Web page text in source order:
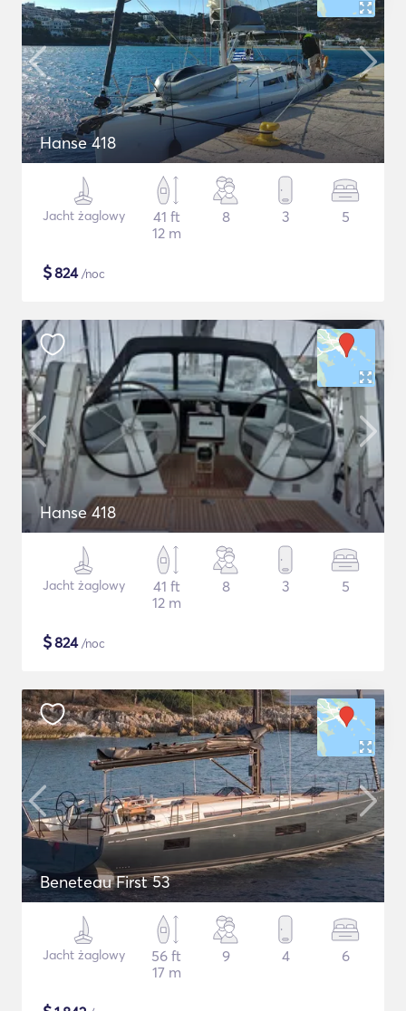
Hanse 418
Jacht żaglowy
41 ft
12 m
8 3 5
$824/noc
Hanse 418
Jacht żaglowy
41 ft
12 m
8 3 5
$824/noc
Beneteau First 53
Jacht żaglowy
56 ft
17 m
9 4 6